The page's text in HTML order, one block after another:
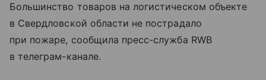
Большинство товаров на логистическом объекте
в Свердловской области не пострадало
при пожаре, сообщила пресс-служба RWB
в телеграм-канале.